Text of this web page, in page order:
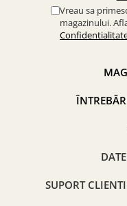
Vreau sa
magazinului.
SUPORT CLIENTI